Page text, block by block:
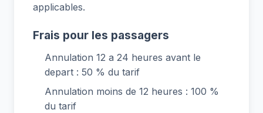
applicables.
Frais pour les passagers
Annulation 12 a 24 heures avant le
depart : 50 % du tarif
Annulation moins de 12 heures : 100 %
du tarif